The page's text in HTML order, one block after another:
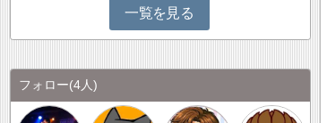
一覧を見る
フォロー(4人)